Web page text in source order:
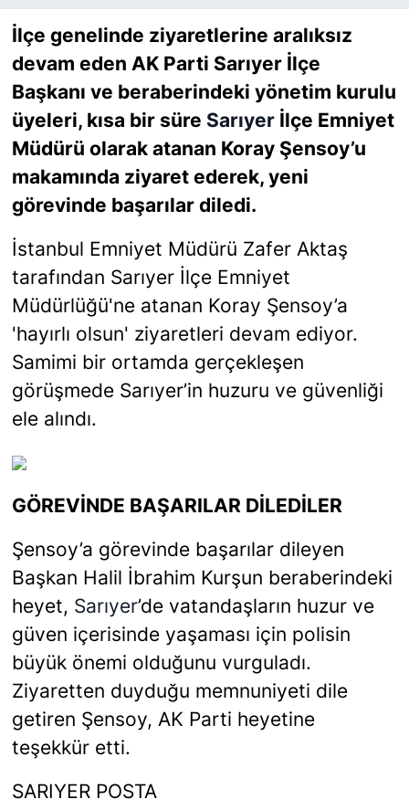
İlçe genelinde ziyaretlerine aralıksız
devam eden AK Parti Sarıyer İlçe
Başkanı ve beraberindeki yönetim kurulu
üyeleri, kısa bir süre Sarıyerİlçe Emniyet
Müdürü olarak atanan Koray Şensoy’u
makamında ziyaret ederek, yeni
görevinde başarılar diledi.
İstanbul Emniyet Müdürü Zafer Aktaş
tarafından Sarıyer İlçe Emniyet
Müdürlüğü'ne atanan Koray Şensoy’a
'hayırlı olsun' ziyaretleri devam ediyor.
Samimi bir ortamda gerçekleşen
görüşmede Sarıyer’in huzuru ve güvenliği
ele alındı.
GÖREVİNDE BAŞARILAR DİLEDİLER
Şensoy’a görevinde başarılar dileyen
Başkan Halil İbrahim Kurşun beraberindeki
heyet, Sarıyer’de vatandaşların huzur ve
güven içerisinde yaşaması için polisin
büyük önemi olduğunu vurguladı.
Ziyaretten duyduğu memnuniyeti dile
getiren Şensoy, AK Parti heyetine
teşekkür etti.
SARIYER POSTA
SİYASET
SON DAKİKA HABERİ
SPOR
TÜRKİYE VE DÜNYA GÜNDEMİ
VİDEO GALERİ
YAŞAM